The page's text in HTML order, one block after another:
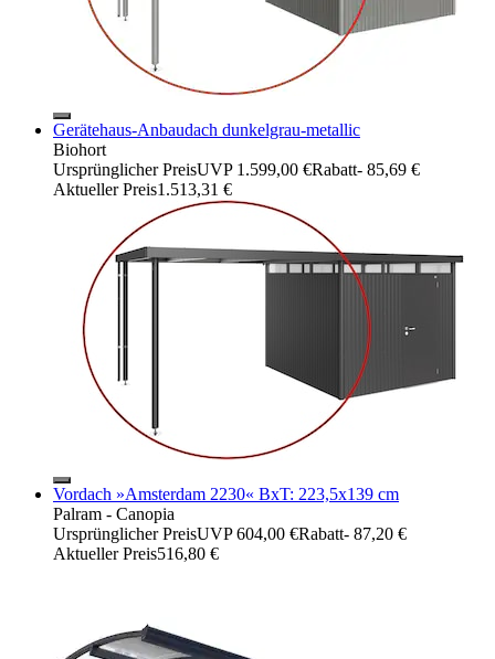
Gerätehaus-Anbaudach dunkelgrau-metallic
Biohort
Ursprünglicher PreisUVP 1.599,00 €Rabatt- 85,69 €
Aktueller Preis1.513,31 €
Vordach »Amsterdam 2230« BxT: 223,5x139 cm
Palram - Canopia
Ursprünglicher PreisUVP 604,00 €Rabatt- 87,20 €
Aktueller Preis516,80 €